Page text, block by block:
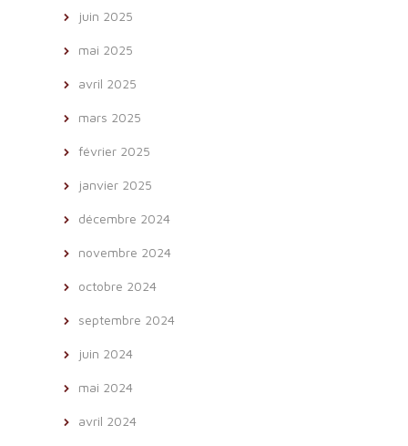
juin 2025
mai 2025
avril 2025
mars 2025
février 2025
janvier 2025
décembre 2024
novembre 2024
octobre 2024
septembre 2024
juin 2024
mai 2024
avril 2024